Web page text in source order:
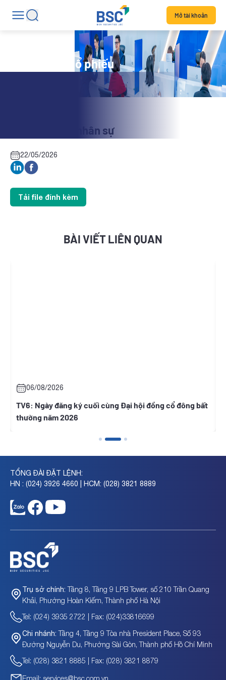
Mở tài khoản
Tin tức mã cổ phiếu
HCI: Thay đổi nhân sự
22/05/2026
Tải file đính kèm
BÀI VIẾT LIÊN QUAN
06/08/2026
TV6: Ngày đăng ký cuối cùng Đại hội đồng cổ đông bất
thường năm 2026
TỔNG ĐÀI ĐẶT LỆNH:
HN : (024) 3926 4660 | HCM: (028) 3821 8889
Trụ sở chính: Tầng 8, Tầng 9 LPB Tower, số 210 Trần Quang
Khải, Phường Hoàn Kiếm, Thành phố Hà Nội
Tel: (024) 3935 2722 | Fax: (024)33816699
Chi nhánh: Tầng 4, Tầng 9 Tòa nhà President Place, Số 93
Đường Nguyễn Du, Phường Sài Gòn, Thành phố Hồ Chí Minh
Tel: (028) 3821 8885 | Fax: (028) 3821 8879
Email: services@bsc.com.vn